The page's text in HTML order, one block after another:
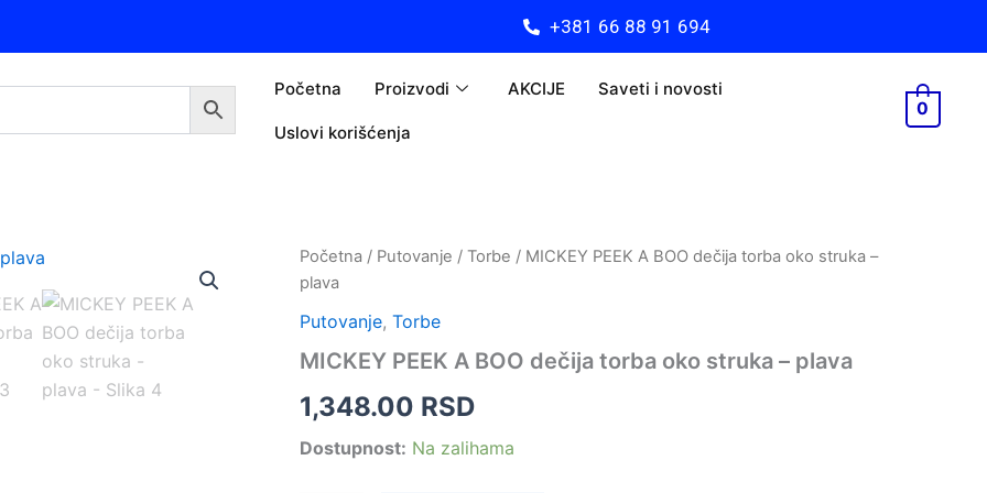
+381 66 88 91 694
Početna Proizvodi AKCIJE Saveti i novosti
Uslovi korišćenja
0
Početna / Putovanje / Torbe / MICKEY PEEK A BOO dečija torba oko struka –
plava
Putovanje, Torbe
MICKEY PEEK A BOO dečija torba oko struka – plava
1,348.00 RSD
Dostupnost: Na zalihama
MICKEY
PEEK
A
BOO
torba
struka
plava
torba
oko
-